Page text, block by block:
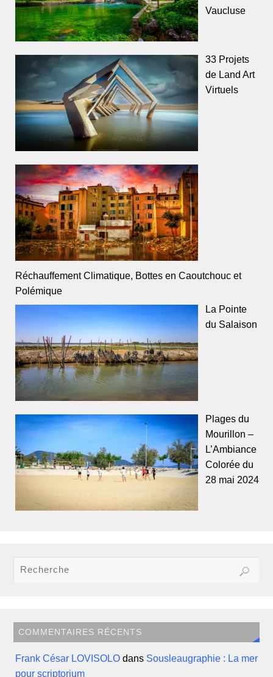
Vaucluse
33 Projets
de Land Art
Virtuels
Réchauffement Climatique, Bottes en Caoutchouc et
Polémique
La Pointe
du Salaison
Plages du
Mourillon –
L’Ambiance
Colorée du
28 mai 2024
COMMENTAIRES RÉCENTS
Frank César LOVISOLO dans Sousleaugraphie : La mer
pour scriptorium